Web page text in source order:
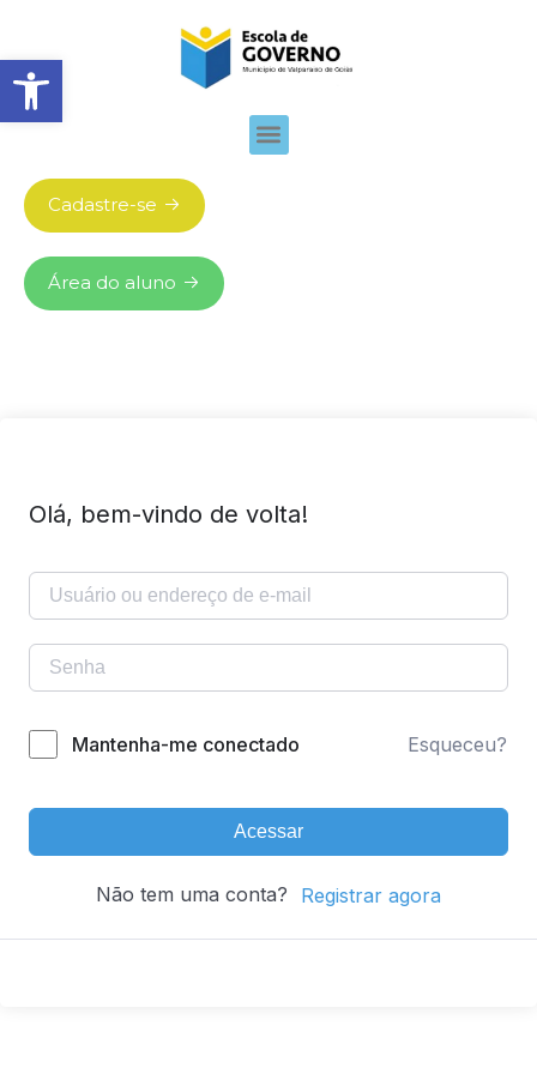
Abrir barra de ferramentas
Cadastre-se
Área do aluno
Olá, bem-vindo de volta!
Mantenha-me conectado Esqueceu?
Acessar
Não tem uma conta? Registrar agora